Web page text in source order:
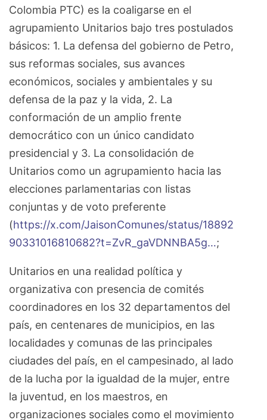
Colombia PTC) es la coaligarse en el
agrupamiento Unitarios bajo tres postulados
básicos: 1. La defensa del gobierno de Petro,
sus reformas sociales, sus avances
económicos, sociales y ambientales y su
defensa de la paz y la vida, 2. La
conformación de un amplio frente
democrático con un único candidato
presidencial y 3. La consolidación de
Unitarios como un agrupamiento hacia las
elecciones parlamentarias con listas
conjuntas y de voto preferente
(https://x.com/JaisonComunes/status/18892
90331016810682?t=ZvR_gaVDNNBA5g…;
Unitarios en una realidad política y
organizativa con presencia de comités
coordinadores en los 32 departamentos del
país, en centenares de municipios, en las
localidades y comunas de las principales
ciudades del país, en el campesinado, al lado
de la lucha por la igualdad de la mujer, entre
la juventud, en los maestros, en
organizaciones sociales como el movimiento